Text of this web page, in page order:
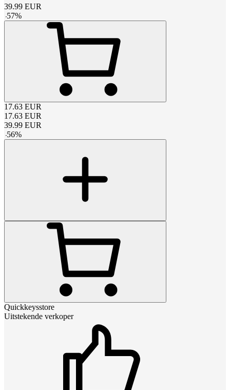
39.99 EUR
-57%
17.63 EUR
17.63 EUR
39.99 EUR
-56%
Quickkeysstore
Uitstekende verkoper